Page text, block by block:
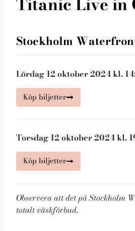
Stockholm
Lördag 12 oktober 2024 kl.
Köp biljetter
Torsdag 12 oktober 2024 kl.
Köp biljetter
Observera att det på Stockholm
totalt väskförbud.